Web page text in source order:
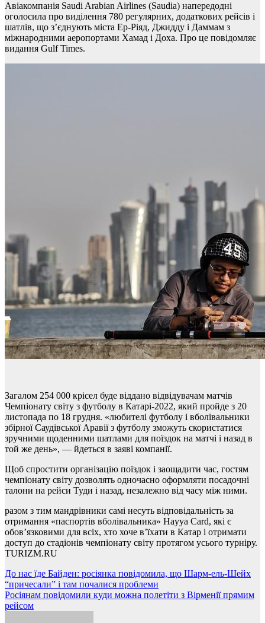
Авіакомпанія Saudi Arabian Airlines (Saudia) напередодні
оголосила про виділення 780 регулярних, додаткових рейсів і
шатлів, що з’єднують міста Ер-Ріяд, Джидду і Даммам з
міжнародними аеропортами Хамад і Доха. Про це повідомляє
видання Gulf Times.
Загалом 254 000 крісел буде віддано відвідувачам матчів
Чемпіонату світу з футболу в Катарі-2022, який пройде з 20
листопада по 18 грудня. «любителі футболу і вболівальники
збірної Саудівської Аравії з футболу зможуть скористатися
зручними щоденними шатлами для поїздок на матчі і назад в
той же день», — йдеться в заяві компанії.
Щоб спростити організацію поїздок і заощадити час, гостям
чемпіонату світу дозволять одночасно оформляти посадочні
талони на рейси Туди і назад, незалежно від часу між ними.
разом з тим мандрівники самі несуть відповідальність за
отримання «паспортів вболівальника» Hayya Card, які є
обов’язковими для всіх, хто хоче в’їхати в Катар і отримати
доступ до стадіонів чемпіонату світу протягом усього турніру.
TURIZM.RU
Навігація
записів
До нас їде Байден: росіянка повідомила, що Шарм-ель-Шейх
“причесали” і там почалися проблеми
Росіянам повідомили куди можна полетіти з Вірменії прямим
рейсом